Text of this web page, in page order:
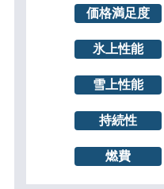
価格満足度
氷上性能
雪上性能
持続性
燃費